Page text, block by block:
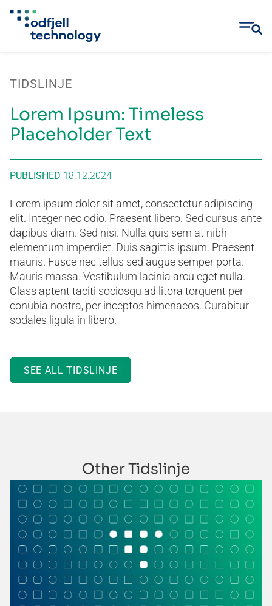
content
TIDSLINJE
Lorem Ipsum: Timeless
Placeholder Text
PUBLISHED 18.12.2024
Lorem ipsum dolor sit amet, consectetur adipiscing
elit. Integer nec odio. Praesent libero. Sed cursus ante
dapibus diam. Sed nisi. Nulla quis sem at nibh
elementum imperdiet. Duis sagittis ipsum. Praesent
mauris. Fusce nec tellus sed augue semper porta.
Mauris massa. Vestibulum lacinia arcu eget nulla.
Class aptent taciti sociosqu ad litora torquent per
conubia nostra, per inceptos himenaeos. Curabitur
sodales ligula in libero.
SEE ALL TIDSLINJE
Other Tidslinje